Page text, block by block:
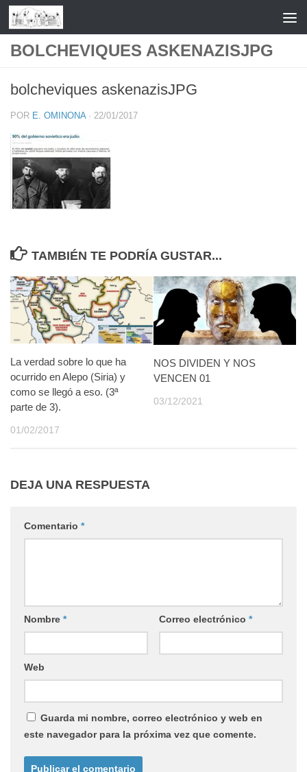
Saltar al contenido
BOLCHEVIQUES ASKENAZISJPG
bolcheviques askenazisJPG
POR E. OMINONA · 22/01/2017
TAMBIÉN TE PODRÍA GUSTAR...
La verdad sobre lo que ha
ocurrido en Alepo (Siria) y
como se llegó a eso. (3ª
parte de 3).
01/02/2017
NOS DIVIDEN Y NOS
VENCEN 01
03/12/2021
DEJA UNA RESPUESTA
Comentario *
Nombre * Correo electrónico *
Web
Guarda mi nombre, correo electrónico y web en
este navegador para la próxima vez que comente.